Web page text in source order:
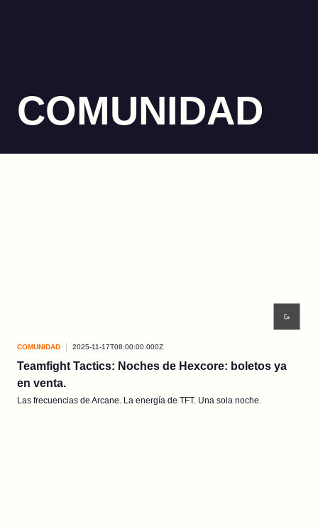
COMUNIDAD
COMUNIDAD 2025-11-17T08:00:00.000Z
Teamfight Tactics: Noches de Hexcore: boletos ya
en venta.
Las frecuencias de Arcane. La energía de TFT. Una sola noche.